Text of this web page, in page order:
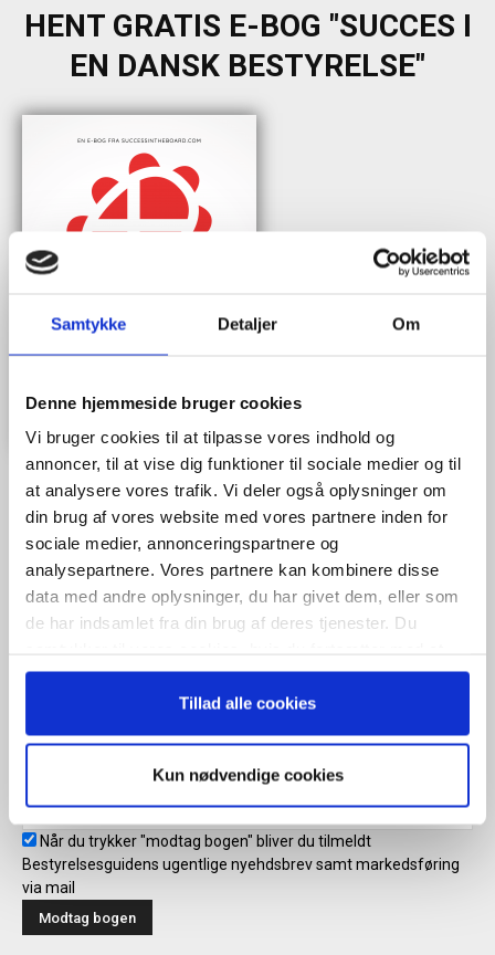
Samtykke Detaljer Om
Denne hjemmeside bruger cookies
Vi bruger cookies til at tilpasse vores indhold og
annoncer, til at vise dig funktioner til sociale medier og til
at analysere vores trafik. Vi deler også oplysninger om
din brug af vores website med vores partnere inden for
sociale medier, annonceringspartnere og
analysepartnere. Vores partnere kan kombinere disse
data med andre oplysninger, du har givet dem, eller som
de har indsamlet fra din brug af deres tjenester. Du
anvende vores hjemmeside.
Tillad alle cookies
Kun nødvendige cookies
HENT GRATIS E-BOG "SUCCES I
EN DANSK BESTYRELSE"
Når du trykker "modtag bogen" bliver du tilmeldt Bestyrelsesguidens
ugentlige nyhedsbrev samt markedsføring via mail.
Tilmeld
Modtag bogen direkte i din
mailboks
Når du trykker "modtag bogen" bliver du tilmeldt
Bestyrelsesguidens ugentlige nyehdsbrev samt markedsføring
via mail